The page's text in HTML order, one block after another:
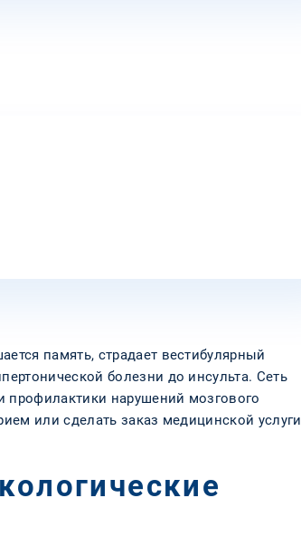
память, страдает вестибулярный
болезни до инсульта. Сеть
профилактики нарушений мозгового
или сделать заказ медицинской услуги